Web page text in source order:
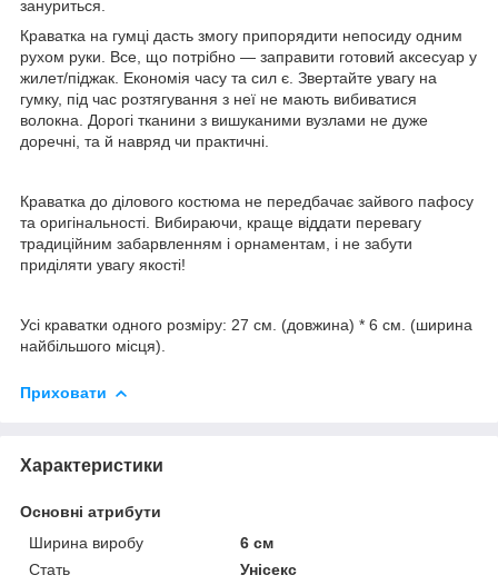
зануриться.
Краватка на гумці дасть змогу припорядити непосиду одним
рухом руки. Все, що потрібно — заправити готовий аксесуар у
жилет/піджак. Економія часу та сил є. Звертайте увагу на
гумку, під час розтягування з неї не мають вибиватися
волокна. Дорогі тканини з вишуканими вузлами не дуже
доречні, та й навряд чи практичні.
Краватка до ділового костюма не передбачає зайвого пафосу
та оригінальності. Вибираючи, краще віддати перевагу
традиційним забарвленням і орнаментам, і не забути
приділяти увагу якості!
Усі краватки одного розміру: 27 см. (довжина) * 6 см. (ширина
найбільшого місця).
Приховати
Характеристики
Основні атрибути
Ширина виробу
6 см
Стать
Унісекс